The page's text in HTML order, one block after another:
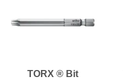
TORX ® Bit